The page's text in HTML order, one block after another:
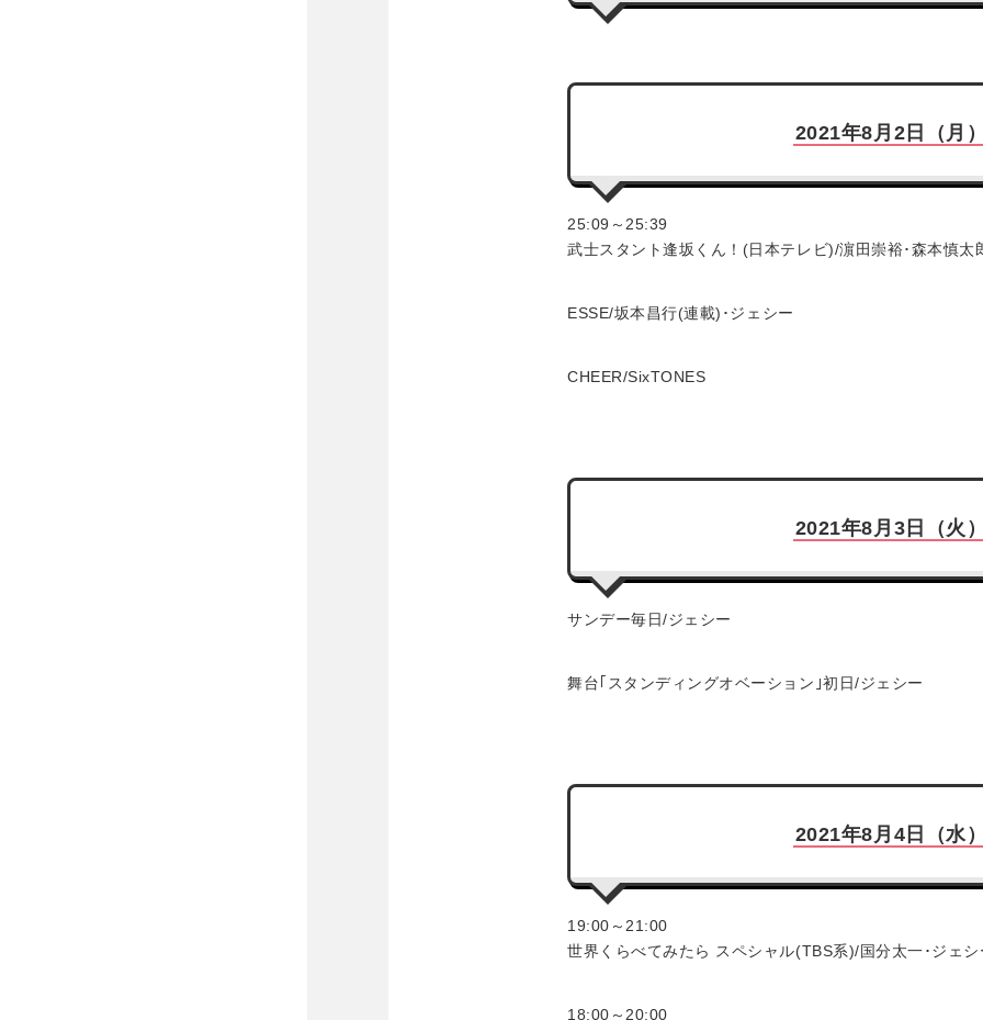
2021年8月2日（月
25:09～25:39
武士スタント逢坂くん！(日本テレビ)/濵田崇裕･森本慎太
ESSE/坂本昌行(連載)･ジェシー
CHEER/SixTONES
2021年8月3日（火
サンデー毎日/ジェシー
舞台｢スタンディングオベーション｣初日/ジェシー
2021年8月4日（水
19:00～21:00
世界くらべてみたら スペシャル(TBS系)/国分太一･ジェシ
18:00～20:00